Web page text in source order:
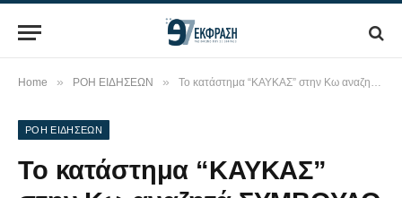
Home » ΡΟΗ ΕΙΔΗΣΕΩΝ » Το κατάστημα “ΚΑΥΚΑΣ” στην Κω αναζητά ΣΥΜΒΟΥΛΟ ΠΩΛΗΣΗΣ
ΡΟΗ ΕΙΔΗΣΕΩΝ
Το κατάστημα “ΚΑΥΚΑΣ”